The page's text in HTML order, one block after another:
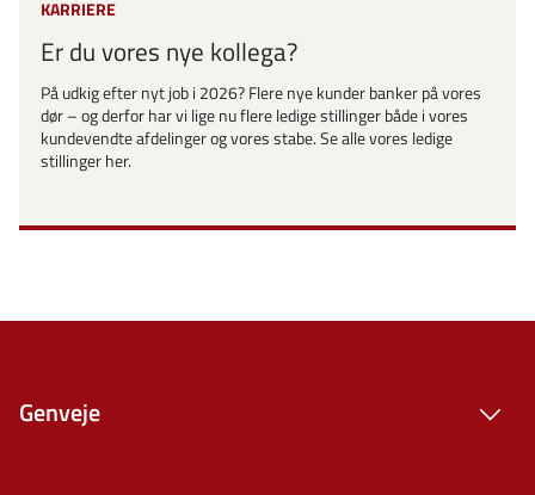
KARRIERE
Er du vores nye kollega?
På udkig efter nyt job i 2026? Flere nye kunder banker på vores
dør – og derfor har vi lige nu flere ledige stillinger både i vores
kundevendte afdelinger og vores stabe. Se alle vores ledige
stillinger her.
Genveje